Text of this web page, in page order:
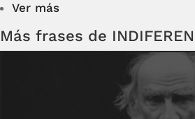
Ver más
Más frases de